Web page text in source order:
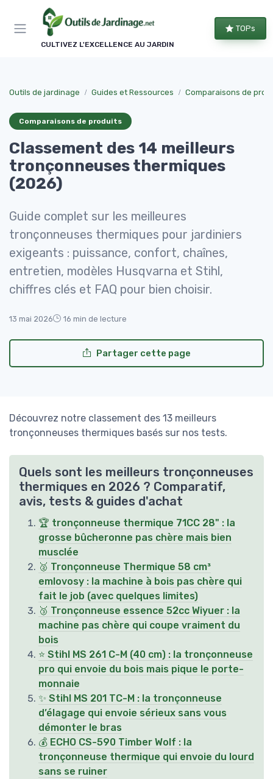
CULTIVEZ L'EXCELLENCE AU JARDIN
TOPs
Outils de jardinage Guides et Ressources Comparaisons de
Comparaisons de produits
Classement des 14 meilleurs
tronçonneuses thermiques
(2026)
Guide complet sur les meilleures
tronçonneuses thermiques pour jardiniers
exigeants : puissance, confort, chaînes,
entretien, modèles Husqvarna et Stihl,
chiffres clés et FAQ pour bien choisir.
13 mai 2026 16 min de lecture
Partager cette page
Découvrez notre classement des 13 meilleurs
tronçonneuses thermiques basés sur nos tests.
Quels sont les meilleurs tronçonneuses
thermiques en 2026 ? Comparatif,
avis, tests & guides d'achat
🏆 tronçonneuse thermique 71CC 28" : la
grosse bûcheronne pas chère mais bien
musclée
🥈 Tronçonneuse Thermique 58 cm³
emlovosy : la machine à bois pas chère qui
fait le job (avec quelques limites)
🥉 Tronçonneuse essence 52cc Wiyuer : la
machine pas chère qui coupe vraiment du
bois
⭐ Stihl MS 261 C-M (40 cm) : la tronçonneuse
pro qui envoie du bois mais pique le porte-
monnaie
✨ Stihl MS 201 TC-M : la tronçonneuse
d’élagage qui envoie sérieux sans vous
démonter le bras
💰 ECHO CS-590 Timber Wolf : la
tronçonneuse thermique qui envoie du lourd
sans se ruiner
Panneau de gestion des cookies